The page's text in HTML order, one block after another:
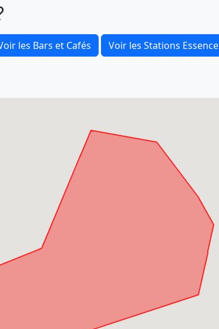
les Bars et Cafés Voir les Stations Essence